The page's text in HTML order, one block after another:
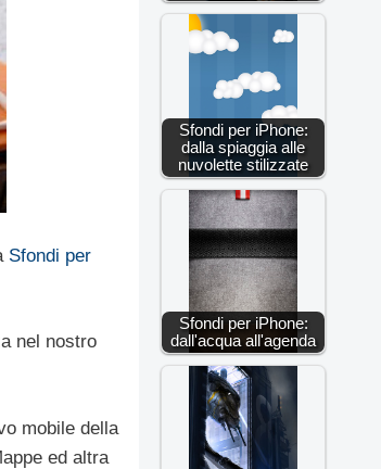
Sfondi per
nel nostro
mobile della
ed altra
Sfondi per iPhone:
dalla spiaggia alle
nuvolette stilizzate
Sfondi per iPhone:
dall'acqua all'agenda